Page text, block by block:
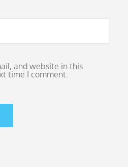
and website in this
time I comment.